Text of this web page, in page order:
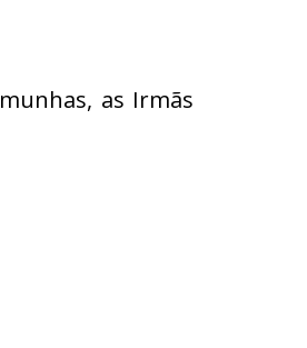
as Irmãs